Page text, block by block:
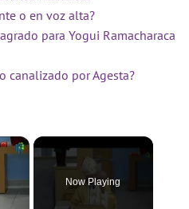
o en voz alta?
para Yogui Ramacharaca
canalizado por Agesta?
×
Now Playing